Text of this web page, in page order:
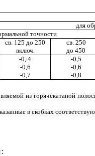
для
точности
св. 125 до 250
включ.
св. 250
до 450
-0,.4 -0,5
-0,6 -0,6
-0,7 -0,8
из горячекатаной
ев скобках